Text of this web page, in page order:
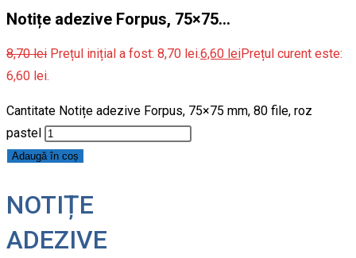
Notițe adezive Forpus, 75×75…
8,70lei Prețul inițial a fost: 8,70 lei.6,60 leiPrețul curent este:
6,60 lei.
Cantitate Notițe adezive Forpus, 75×75 mm, 80 file, roz
pastel
Adaugă în coș
NOTIȚE
ADEZIVE